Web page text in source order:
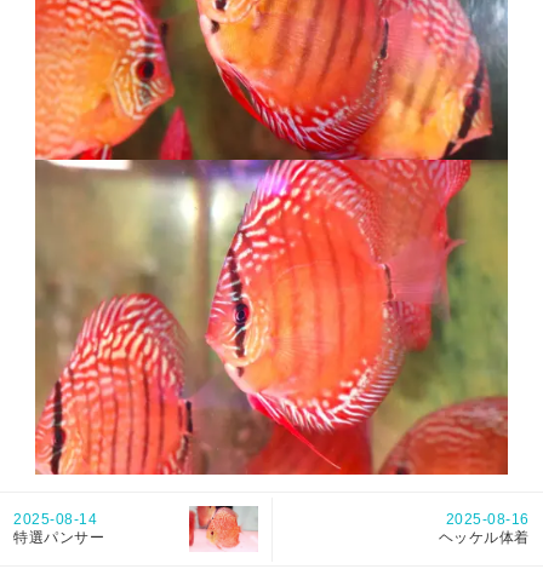
2025-08-14
特選パンサー
2025-08-16
ヘッケル体着